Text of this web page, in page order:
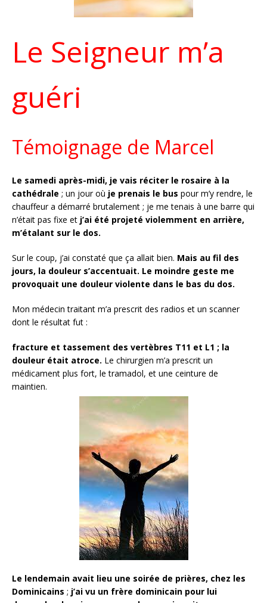
Le Seigneur m’a
guéri
Témoignage de Marcel
Le samedi après-midi, je vais réciter le rosaire à la
cathédrale ; un jour où je prenais le bus pour m’y rendre, le
chauffeur a démarré brutalement ; je me tenais à une barre qui
n’était pas fixe et j’ai été projeté violemment en arrière,
m’étalant sur le dos.
Sur le coup, j’ai constaté que ça allait bien. Mais au fil des
jours, la douleur s’accentuait. Le moindre geste me
provoquait une douleur violente dans le bas du dos.
Mon médecin traitant m’a prescrit des radios et un scanner
dont le résultat fut :
fracture et tassement des vertèbres T11 et L1 ; la
douleur était atroce. Le chirurgien m’a prescrit un
médicament plus fort, le tramadol, et une ceinture de
maintien.
Le lendemain avait lieu une soirée de prières, chez les
Dominicains ; j’ai vu un frère dominicain pour lui